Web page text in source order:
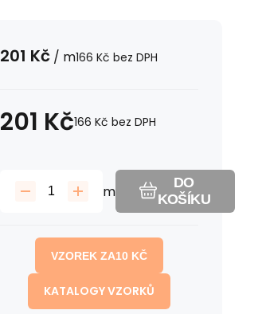
201 Kč / m166 Kč bez DPH
201 Kč166 Kč bez DPH
m
DO
KOŠÍKU
VZOREK ZA10 KČ
KATALOGY VZORKŮ